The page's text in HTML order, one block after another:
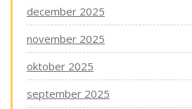
december 2025
november 2025
oktober 2025
september 2025